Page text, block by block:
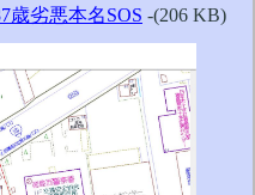
歳劣悪本名SOS -(206 KB)